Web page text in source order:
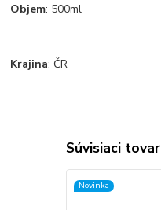
Objem: 500ml
Krajina: ČR
Súvisiaci tovar
Novinka